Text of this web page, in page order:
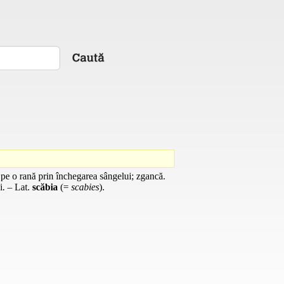
o rană prin închegarea sângelui; zgancă.
– Lat. scăbia (= scabies).